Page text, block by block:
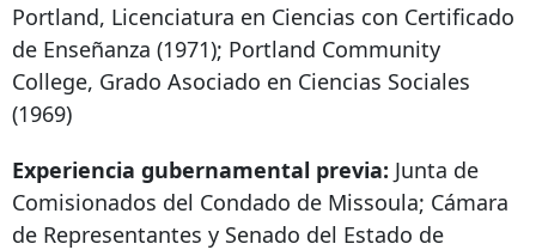
Portland, Licenciatura en Ciencias con Certificado
de Enseñanza (1971); Portland Community
College, Grado Asociado en Ciencias Sociales
(1969)
Experiencia gubernamental previa: Junta de
Comisionados del Condado de Missoula; Cámara
de Representantes y Senado del Estado de